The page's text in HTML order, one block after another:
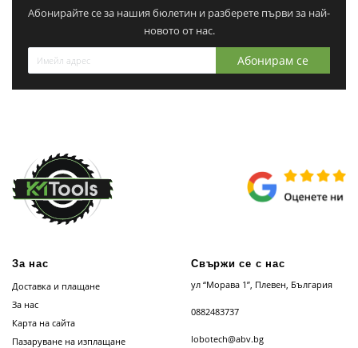
Абонирайте се за нашия бюлетин и разберете първи за най-
новото от нас.
Абонирам се
За нас
Доставка и плащане
За нас
Карта на сайта
Пазаруване на изплащане
Свържи се с нас
ул “Морава 1”, Плевен, България
0882483737
lobotech@abv.bg